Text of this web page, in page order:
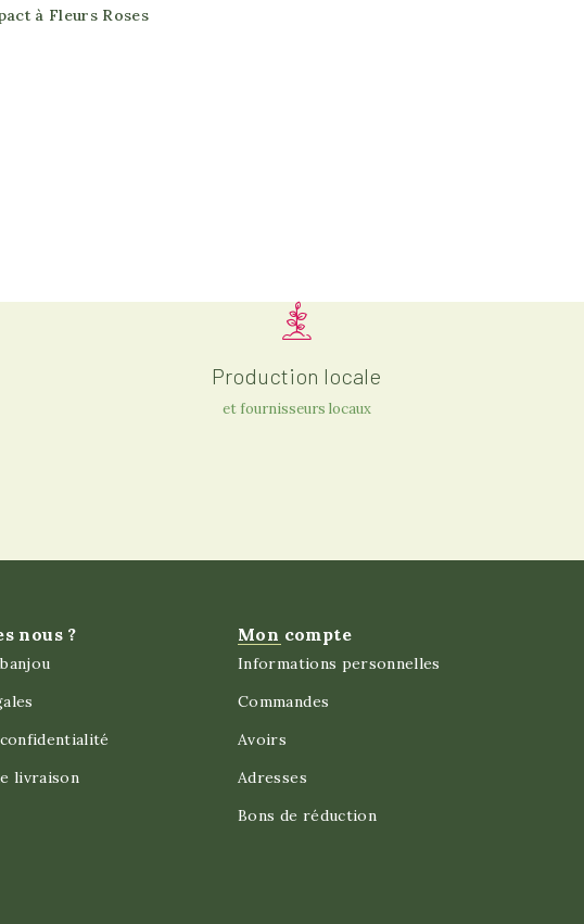
à Fleurs Roses
Production locale
et fournisseurs locaux
nous ?
livraison
Mon compte
Informations personnelles
Commandes
Avoirs
Adresses
Bons de réduction